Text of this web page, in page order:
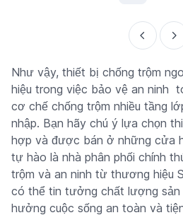
Như vậy, thiết bị chống trộm
hiệu trong việc bảo vệ an ninh
cơ chế chống trộm nhiều tầng
nhập. Bạn hãy chú ý lựa chọn
hợp và được bán ở những cửa
tự hào là nhà phân phối chính
trộm và an ninh từ thương hiệu
có thể tin tưởng chất lượng sản
hưởng cuộc sống an toàn và